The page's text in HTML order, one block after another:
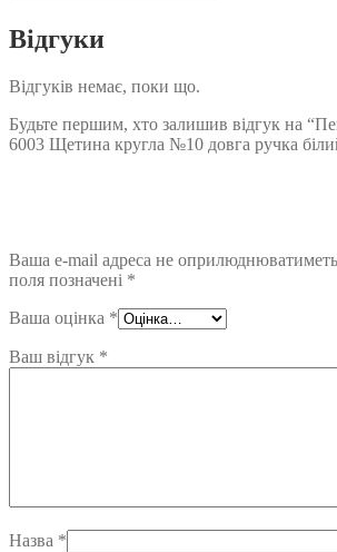
Відгуки
Відгуків немає, поки що.
Будьте першим, хто залишив відгук на
6003 Щетина кругла №10 довга ручка
Ваша e-mail адреса не
поля позначені *
Ваша оцінка *
Ваш відгук *
Назва *